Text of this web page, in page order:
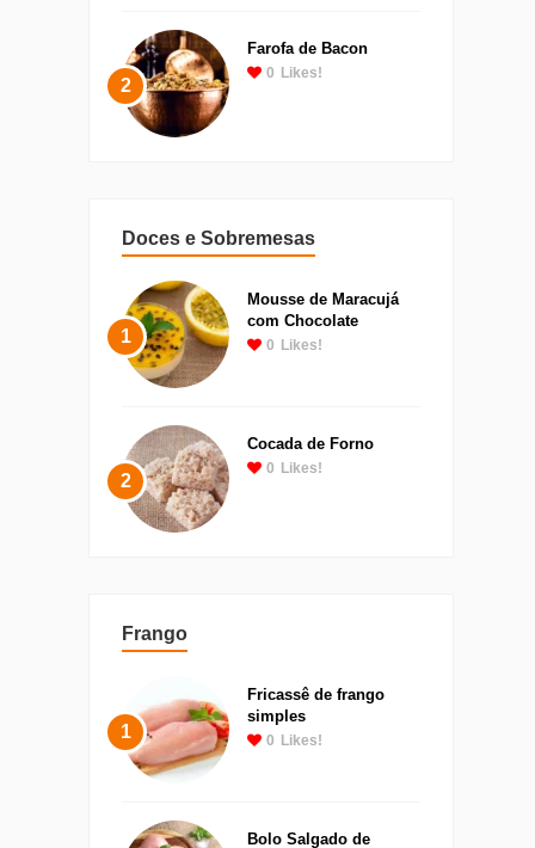
2
Farofa de Bacon
0 Likes!
Doces e Sobremesas
1
Mousse de Maracujá
com Chocolate
0 Likes!
2
Cocada de Forno
0 Likes!
Frango
1
Fricassê de frango
simples
0 Likes!
Bolo Salgado de